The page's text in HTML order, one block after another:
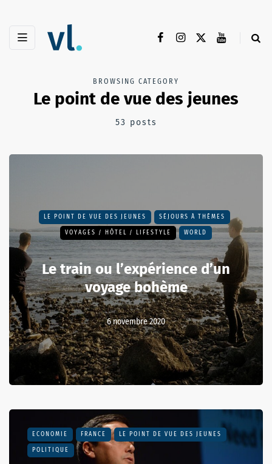
BROWSING CATEGORY
Le point de vue des jeunes
53 posts
LE POINT DE VUE DES JEUNES SÉJOURS À THÈMES
VOYAGES / HÔTEL / LIFESTYLE WORLD
Le train ou l’expérience d’un
voyage bohème
6 novembre 2020
ECONOMIE FRANCE LE POINT DE VUE DES JEUNES
POLITIQUE